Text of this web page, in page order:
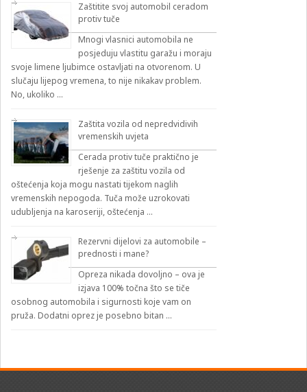
Zaštitite svoj automobil ceradom
protiv tuče
Mnogi vlasnici automobila ne
posjeduju vlastitu garažu i moraju
svoje limene ljubimce ostavljati na otvorenom. U
slučaju lijepog vremena, to nije nikakav problem.
No, ukoliko …
Zaštita vozila od nepredvidivih
vremenskih uvjeta
Cerada protiv tuče praktično je
rješenje za zaštitu vozila od
oštećenja koja mogu nastati tijekom naglih
vremenskih nepogoda. Tuča može uzrokovati
udubljenja na karoseriji, oštećenja …
Rezervni dijelovi za automobile –
prednosti i mane?
Opreza nikada dovoljno – ova je
izjava 100% točna što se tiče
osobnog automobila i sigurnosti koje vam on
pruža. Dodatni oprez je posebno bitan …